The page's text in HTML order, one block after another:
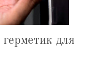
для